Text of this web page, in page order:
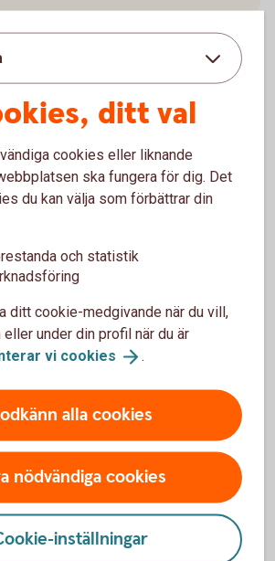
information
och svar
detta innehåll behöver du först
cookies för Funktioner, prestanda
för cookies
ditt val
cookies eller liknande
ska fungera för dig. Det
du kan välja som förbättrar din
och statistik
ditt cookie-medgivande när du vill,
under din profil när du är
vi cookies .
alla cookies
nödvändiga cookies
inställningar